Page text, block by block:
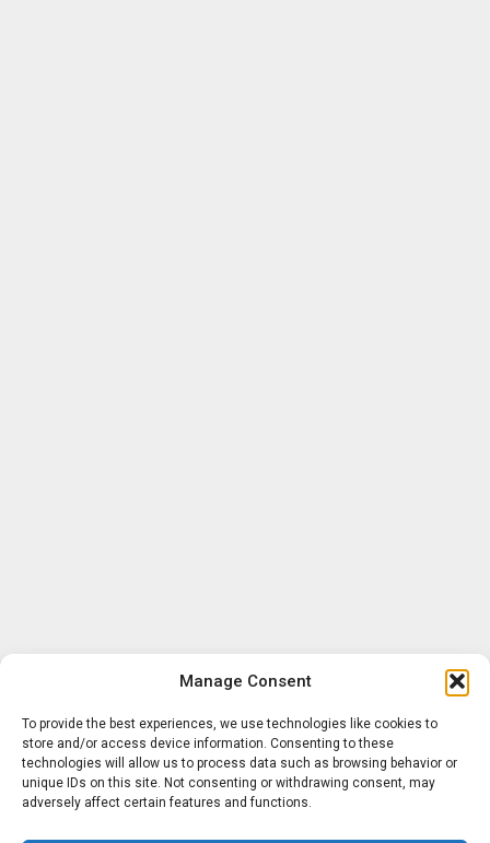
Manage Consent
To provide the best experiences, we use technologies like cookies to
store and/or access device information. Consenting to these
technologies will allow us to process data such as browsing behavior or
unique IDs on this site. Not consenting or withdrawing consent, may
adversely affect certain features and functions.